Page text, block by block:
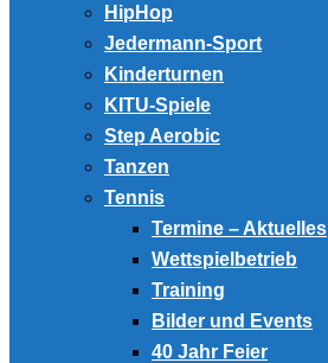
HipHop
Jedermann-Sport
Kinderturnen
KITU-Spiele
Step Aerobic
Tanzen
Tennis
Termine – Aktuelles
Wettspielbetrieb
Training
Bilder und Events
40 Jahr Feier